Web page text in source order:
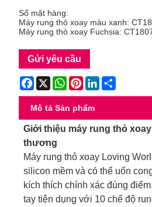
Số mặt hàng:
Máy rung thỏ xoay màu xanh:
Máy rung thỏ xoay Fuchsia:
Gửi yêu cầu
Facebook
X WhatsApp
Pinterest
LinkedIn
Mô tả Sản phẩm
Giới thiệu máy rung thỏ
thương
Máy rung thỏ xoay Loving
silicon mềm và có thể uốn
kích thích chính xác đúng
tay tiện dụng với 10 chế độ